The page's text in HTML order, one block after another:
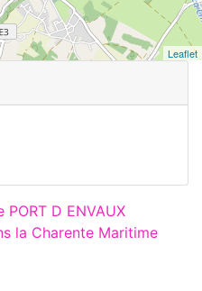
Leaflet
D ENVAUX
la Charente Maritime